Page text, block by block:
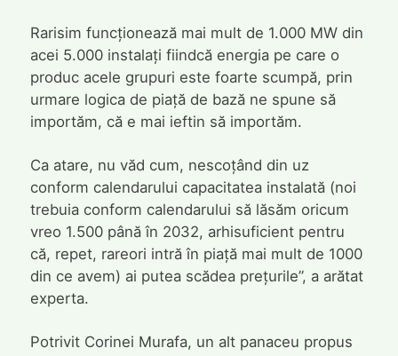
Rarisim funcționează mai mult de 1.000 MW din
acei 5.000 instalați fiindcă energia pe care o
produc acele grupuri este foarte scumpă, prin
urmare logica de piață de bază ne spune să
importăm, că e mai ieftin să importăm.
Ca atare, nu văd cum, nescoțând din uz
conform calendarului capacitatea instalată (noi
trebuia conform calendarului să lăsăm oricum
vreo 1.500 până în 2032, arhisuficient pentru
că, repet, rareori intră în piață mai mult de 1000
din ce avem) ai putea scădea prețurile”, a arătat
experta.
Potrivit Corinei Murafa, un alt panaceu propus